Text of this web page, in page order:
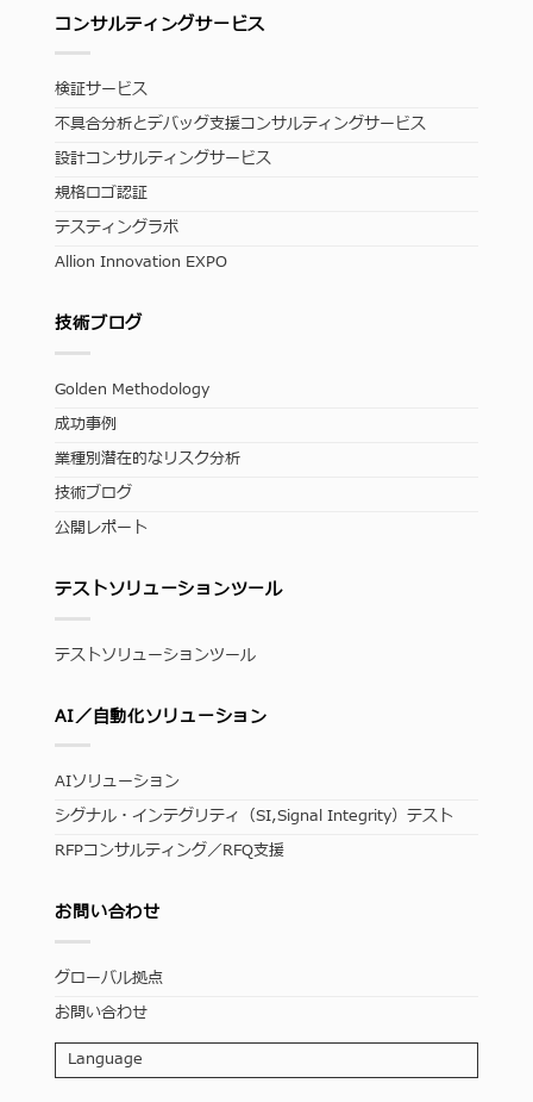
コンサルティングサービス
検証サービス
不具合分析とデバッグ支援コンサルティングサービス
設計コンサルティングサービス
規格ロゴ認証
テスティングラボ
Allion Innovation EXPO
技術ブログ
Golden Methodology
成功事例
業種別潜在的なリスク分析
技術ブログ
公開レポート
テストソリューションツール
テストソリューションツール
AI／自動化ソリューション
AIソリューション
シグナル・インテグリティ（SI,Signal Integrity）テスト
RFPコンサルティング／RFQ支援
お問い合わせ
グローバル拠点
お問い合わせ
Language